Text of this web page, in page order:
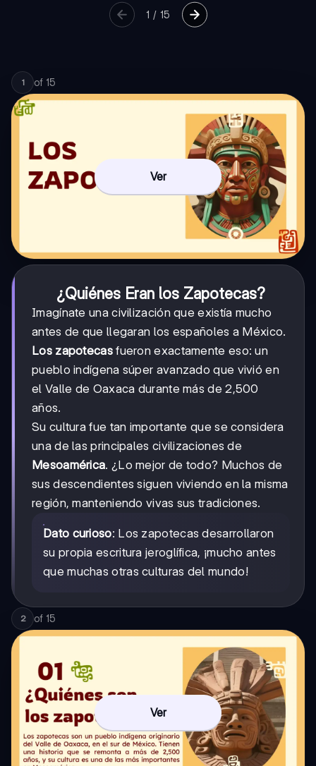
1 / 15
1 of 15
Ver
¿Quiénes Eran los Zapotecas?
Imagínate una civilización que existía mucho
antes de que llegaran los españoles a México.
Los zapotecasfueron exactamente eso: un
pueblo indígena súper avanzado que vivió en
el Valle de Oaxaca durante más de 2,500
años.
Su cultura fue tan importante que se considera
una de las principales civilizaciones de
Mesoamérica. ¿Lo mejor de todo? Muchos de
sus descendientes siguen viviendo en la misma
región, manteniendo vivas sus tradiciones.
Dato curioso: Los zapotecas desarrollaron
su propia escritura jeroglífica, ¡mucho antes
que muchas otras culturas del mundo!
2 of 15
Ver